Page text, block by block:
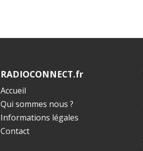
RADIOCONNECT.fr
Accueil
Qui sommes nous ?
Informations légales
Contact